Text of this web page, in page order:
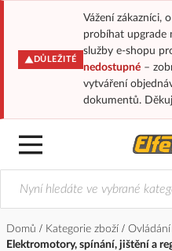
DŮLEŽITÉ
Vážení zákazníci,
probíhat upgrade
služby e-shopu
nedostupné–
vytváření
dokumentů.
Domů Kategorie zboží
Elektromotory, spínání, jištění a